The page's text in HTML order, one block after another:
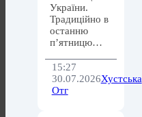
України.
Традиційно в
останню
п’ятницю…
15:27
30.07.2026Хустська
Отг